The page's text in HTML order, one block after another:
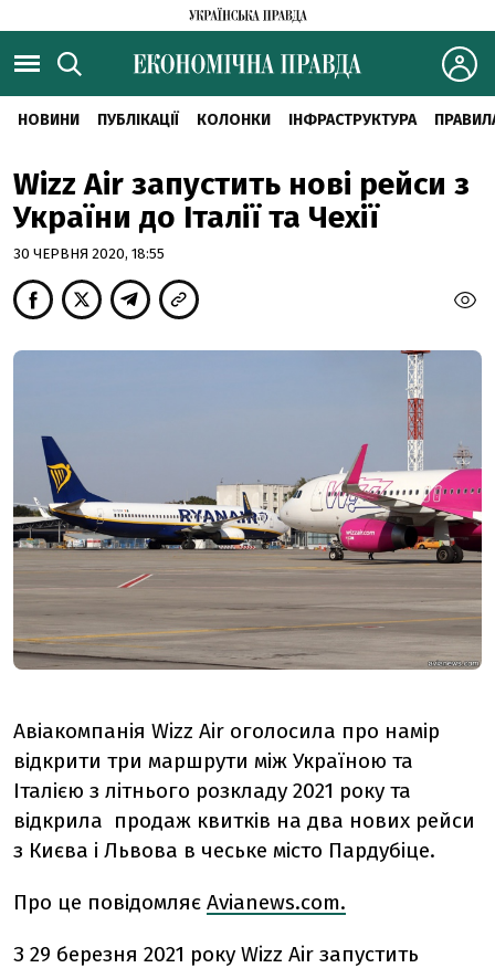
НОВИНИ ПУБЛІКАЦІЇ КОЛОНКИ ІНФРАСТРУКТУРА
Wizz Air запустить нові рейси з
України до Італії та Чехії
30 ЧЕРВНЯ 2020, 18:55
Авіакомпанія Wizz Air оголосила про намір
відкрити три маршрути між Україною та
Італією з літнього розкладу 2021 року та
відкрила продаж квитків на два нових рейси
з Києва і Львова в чеське місто Пардубіце.
Про це повідомляє Avianews.com.
З 29 березня 2021 року Wizz Air запустить